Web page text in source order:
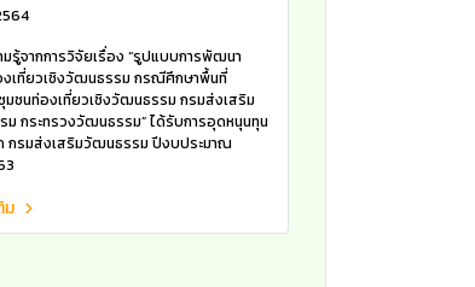
รู้จากการวิจัยเรื่อง “รูปแบบการพัฒนา
เที่ยวเชิงวัฒนธรรม กรณีศึกษาพื้นที่
ชนท่องเที่ยวเชิงวัฒนธรรม กรมส่งเสริม
กระทรวงวัฒนธรรม” ได้รับการอุดหนุนทุน
กรมส่งเสริมวัฒนธรรม ปีงบประมาณ
ม